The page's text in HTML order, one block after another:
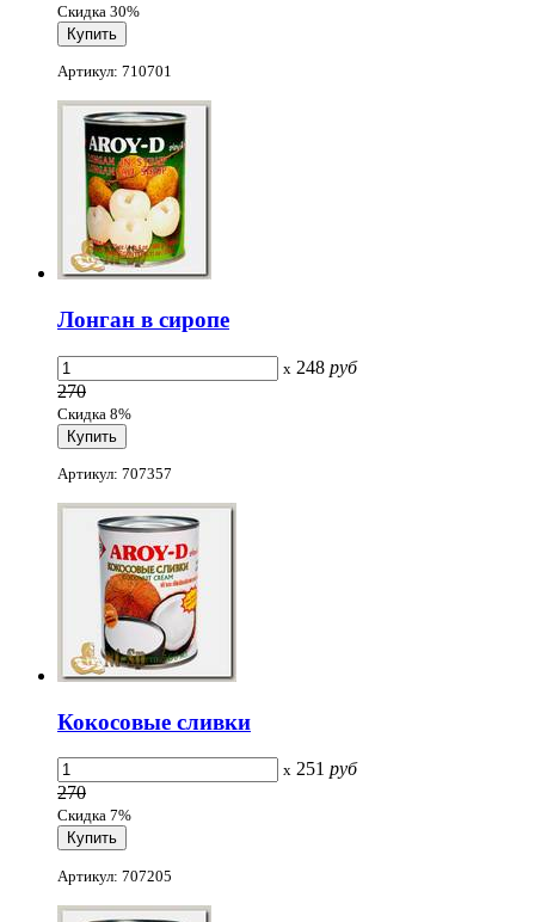
Скидка 30%
Артикул: 710701
Лонган в сиропе
x 248 руб
270
Скидка 8%
Артикул: 707357
Кокосовые cливки
x 251 руб
270
Скидка 7%
Артикул: 707205